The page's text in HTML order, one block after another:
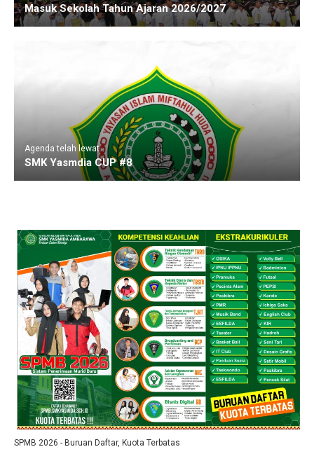
Masuk Sekolah Tahun Ajaran 2026/2027
Agenda telah lewat
SMK Yasmdia CUP #8
SPMB 2026 - Buruan Daftar, Kuota Terbatas